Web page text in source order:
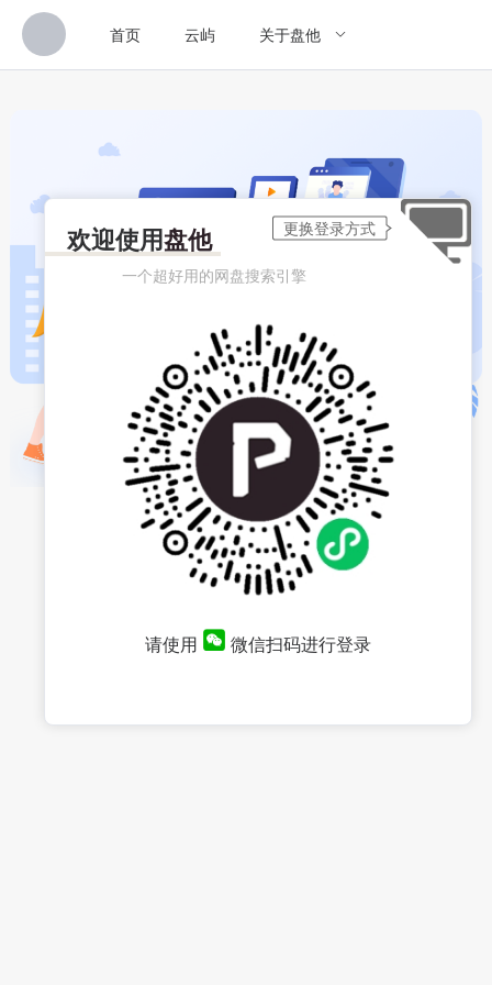
首页 云屿 关于盘他
欢迎使用盘他
一个超好用的网盘搜索引擎
请使用 微信扫码进行登录